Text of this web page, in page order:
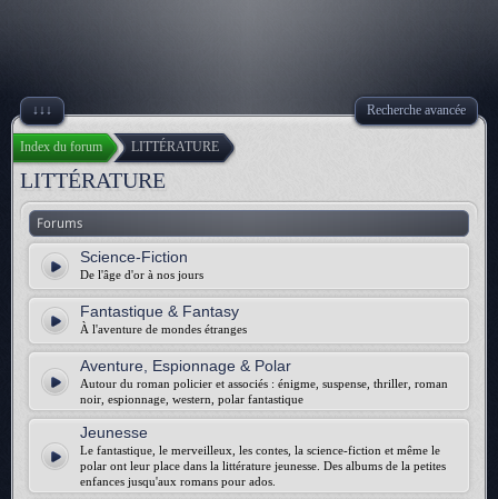
↓↓↓ Recherche avancée
Index du forum LITTÉRATURE
LITTÉRATURE
Forums
Science-Fiction
De l'âge d'or à nos jours
Fantastique & Fantasy
À l'aventure de mondes étranges
Aventure, Espionnage & Polar
Autour du roman policier et associés : énigme, suspense, thriller, roman
noir, espionnage, western, polar fantastique
Jeunesse
Le fantastique, le merveilleux, les contes, la science-fiction et même le
polar ont leur place dans la littérature jeunesse. Des albums de la petites
enfances jusqu'aux romans pour ados.